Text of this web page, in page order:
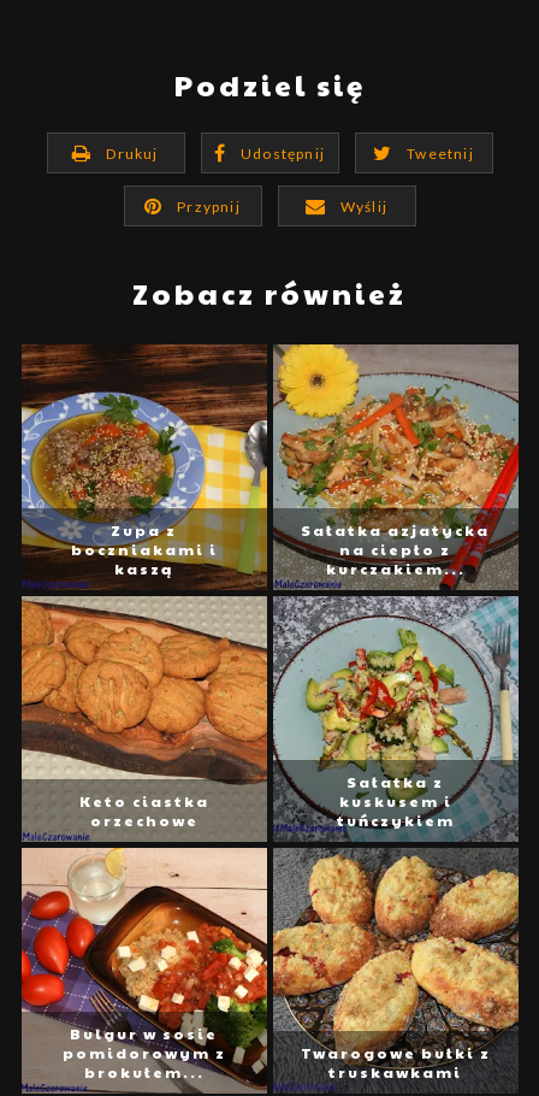
Podziel się
Drukuj Udostępnij Tweetnij
Przypnij Wyślij
Zobacz również
Zupa z
boczniakami i
kaszą
Sałatka azjatycka
na ciepło z
kurczakiem...
Keto ciastka
orzechowe
Sałatka z
kuskusem i
tuńczykiem
Bulgur w sosie
pomidorowym z
brokułem...
Twarogowe bułki z
truskawkami